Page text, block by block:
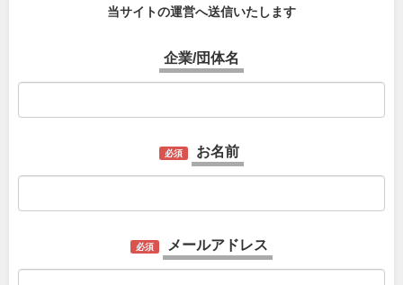
当サイトの運営へ送信いたします
企業/団体名
必須 お名前
必須 メールアドレス